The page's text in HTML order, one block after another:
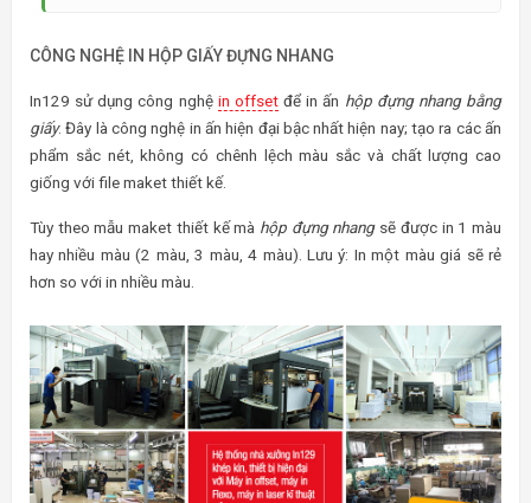
CÔNG NGHỆ IN HỘP GIẤY ĐỰNG NHANG
In129 sử dụng công nghệ in offsetđể in ấn hộp đựng nhang bằng
giấy. Đây là công nghệ in ấn hiện đại bậc nhất hiện nay; tạo ra các ấn
phẩm sắc nét, không có chênh lệch màu sắc và chất lượng cao
giống với file maket thiết kế.
Tùy theo mẫu maket thiết kế mà hộp đựng nhangsẽ được in 1 màu
hay nhiều màu (2 màu, 3 màu, 4 màu). Lưu ý: In một màu giá sẽ rẻ
hơn so với in nhiều màu.